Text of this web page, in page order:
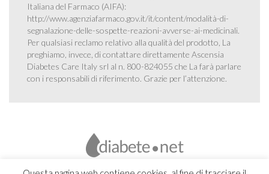
Italiana del Farmaco (AIFA):
http://www.agenziafarmaco.gov.it/it/content/modalità-di-
segnalazione-delle-sospette-reazioni-avverse-ai-medicinali.
Per qualsiasi reclamo relativo alla qualità del prodotto, La
preghiamo, invece, di contattare direttamente Ascensia
Diabetes Care Italy srl al n. 800-824055 che La farà parlare
con i responsabili di riferimento. Grazie per l’attenzione.